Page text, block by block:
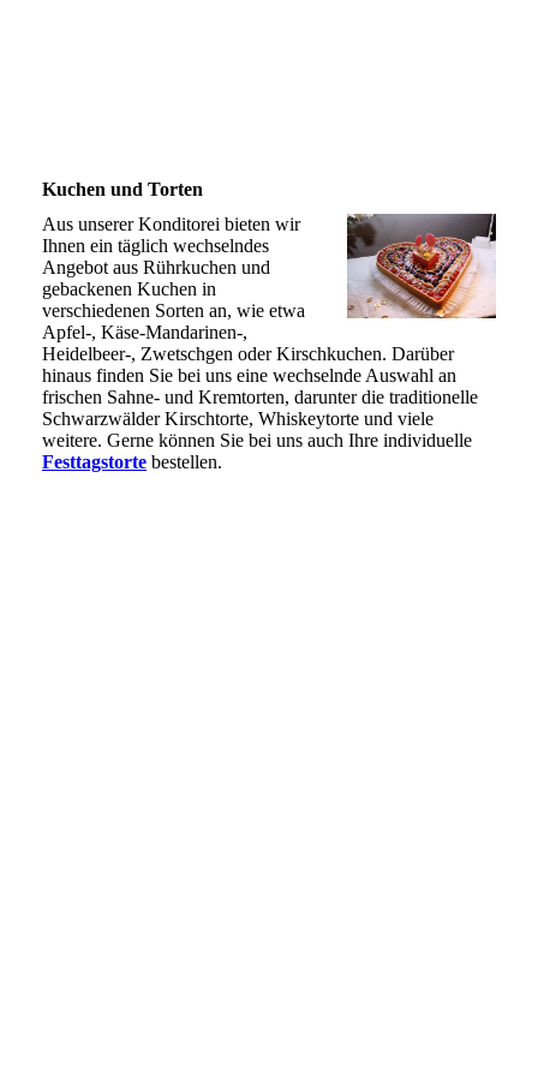
Kuchen und Torten
Aus unserer Konditorei bieten wir
Ihnen ein täglich wechselndes
Angebot aus Rührkuchen und
gebackenen Kuchen in
verschiedenen Sorten an, wie etwa
Apfel-, Käse-Mandarinen-,
Heidelbeer-, Zwetschgen oder Kirschkuchen. Darüber
hinaus finden Sie bei uns eine wechselnde Auswahl an
frischen Sahne- und Kremtorten, darunter die traditionelle
Schwarzwälder Kirschtorte, Whiskeytorte und viele
weitere. Gerne können Sie bei uns auch Ihre individuelle
Festtagstorte bestellen.